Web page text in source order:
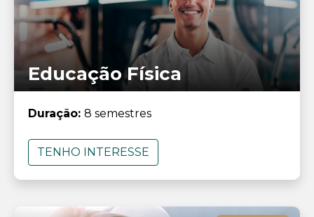
Educação Física
Duração: 8 semestres
TENHO INTERESSE